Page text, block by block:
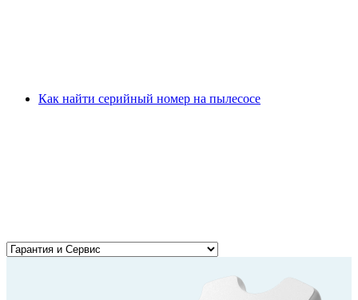
Как найти серийный номер на пылесосе